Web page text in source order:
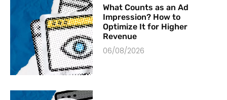
What Counts as an Ad
Impression? How to
Optimize It for Higher
Revenue
06/08/2026